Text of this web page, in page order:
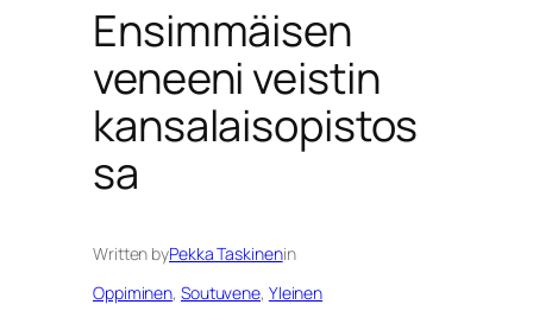
Ensimmäisen
veneeni veistin
kansalaisopistos
sa
Written byPekka Taskinenin
Oppiminen, Soutuvene, Yleinen